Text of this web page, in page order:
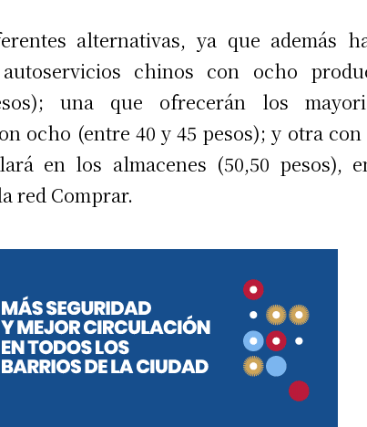
alternativas, ya que además
chinos con ocho
una que ofrecerán los
ocho (entre 40 y 45 pesos); y otra con
en los almacenes (50,50 pesos),
red Comprar.